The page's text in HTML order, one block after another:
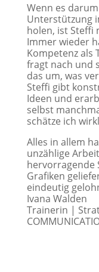
Wenn es
Unterstützung
holen, ist Steffi
Immer wieder
Kompetenz als
fragt nach und
das um, was
Steffi gibt
Ideen und
selbst
schätze ich
Alles in allem
unzählige
hervorragende
Grafiken
eindeutig
Ivana Walden
Trainerin |